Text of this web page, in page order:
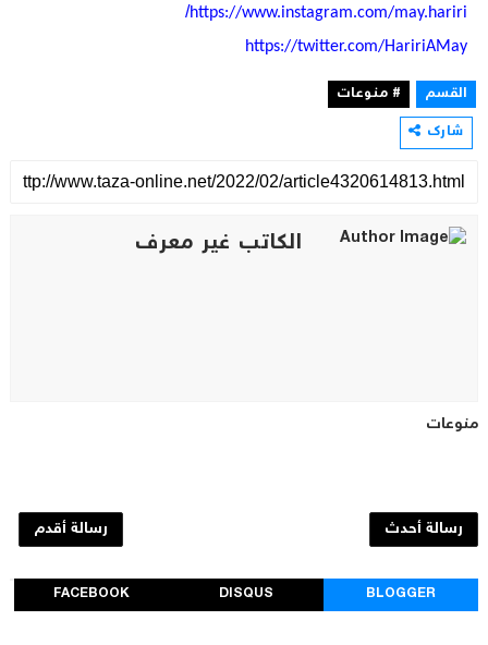
https://www.instagram.com/may.hariri
/
https://twitter.com/HaririAMay
القسم
# منوعات
شارك
الكاتب غير معرف
منوعات
رسالة أحدث رسالة أقدم
BLOGGER
DISQUS
FACEBOOK